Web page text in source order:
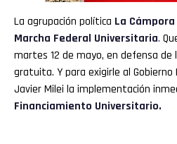
La agrupación política La Cámpora
Marcha Federal Universitaria.
martes 12 de mayo, en defensa de
gratuita. Y para exigirle al
Javier Milei la implementación
Financiamiento Universitario.